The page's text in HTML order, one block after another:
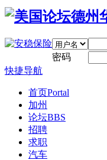
密码
快捷导航
首页Portal
加州
论坛BBS
招聘
求职
汽车